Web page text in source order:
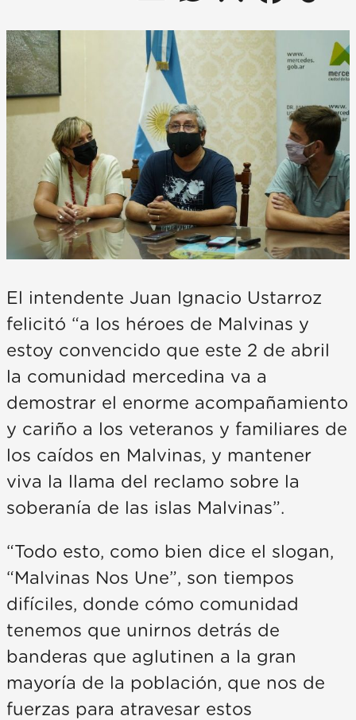
El intendente Juan Ignacio Ustarroz
felicitó “a los héroes de Malvinas y
estoy convencido que este 2 de abril
la comunidad mercedina va a
demostrar el enorme acompañamiento
y cariño a los veteranos y familiares de
los caídos en Malvinas, y mantener
viva la llama del reclamo sobre la
soberanía de las islas Malvinas”.
“Todo esto, como bien dice el slogan,
“Malvinas Nos Une”, son tiempos
difíciles, donde cómo comunidad
tenemos que unirnos detrás de
banderas que aglutinen a la gran
mayoría de la población, que nos de
fuerzas para atravesar estos